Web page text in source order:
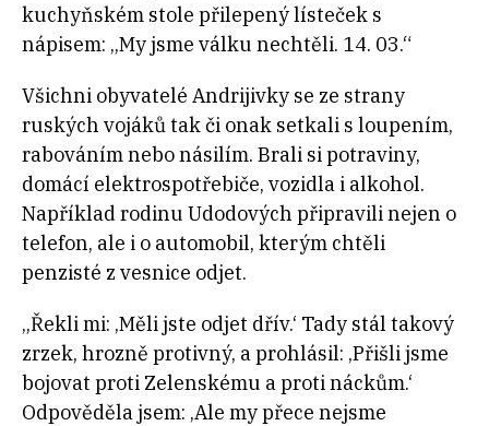
kuchyňském stole přilepený lísteček s
nápisem: „My jsme válku nechtěli. 14. 03.“
Všichni obyvatelé Andrijivky se ze strany
ruských vojáků tak či onak setkali s loupením,
rabováním nebo násilím. Brali si potraviny,
domácí elektrospotřebiče, vozidla i alkohol.
Například rodinu Udodových připravili nejen o
telefon, ale i o automobil, kterým chtěli
penzisté z vesnice odjet.
„Řekli mi: ‚Měli jste odjet dřív.‘ Tady stál takový
zrzek, hrozně protivný, a prohlásil: ‚Přišli jsme
bojovat proti Zelenskému a proti náckům.‘
Odpověděla jsem: ‚Ale my přece nejsme